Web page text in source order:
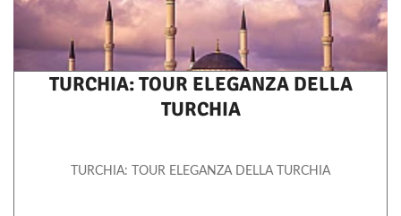
TURCHIA: TOUR ELEGANZA DELLA
TURCHIA
TURCHIA: TOUR ELEGANZA DELLA TURCHIA